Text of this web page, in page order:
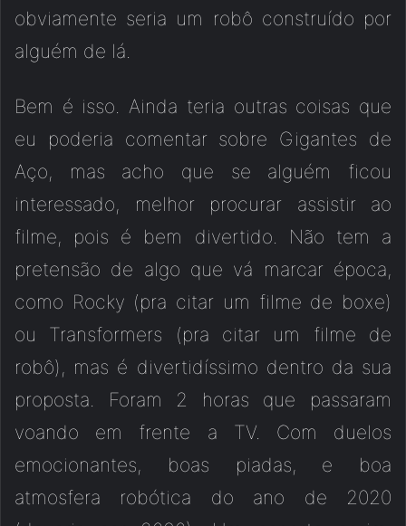
obviamente seria um robô construído por
alguém de lá.
Bem é isso. Ainda teria outras coisas que
eu poderia comentar sobre Gigantes de
Aço, mas acho que se alguém ficou
interessado, melhor procurar assistir ao
filme, pois é bem divertido. Não tem a
pretensão de algo que vá marcar época,
como Rocky (pra citar um filme de boxe)
ou Transformers (pra citar um filme de
robô), mas é divertidíssimo dentro da sua
proposta. Foram 2 horas que passaram
voando em frente a TV. Com duelos
emocionantes, boas piadas, e boa
atmosfera robótica do ano de 2020